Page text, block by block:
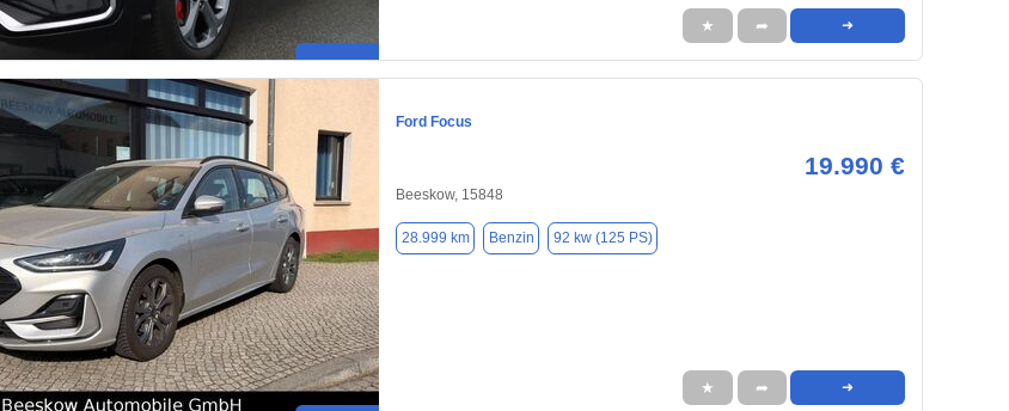
★ ➦ ➜
Ford Focus
19.990 €
Beeskow, 15848
28.999 km Benzin 92 kw (125 PS)
★ ➦ ➜